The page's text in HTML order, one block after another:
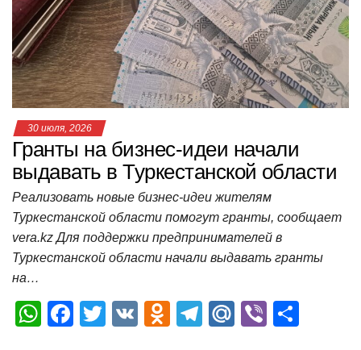
p
o
k
ss
ni
ki
и
т
ь
30 июля, 2026
Гранты на бизнес-идеи начали
выдавать в Туркестанской области
Реализовать новые бизнес-идеи жителям
Туркестанской области помогут гранты, сообщает
vera.kz Для поддержки предпринимателей в
Туркестанской области начали выдавать гранты
на…
W
F
T
V
O
T
M
Vi